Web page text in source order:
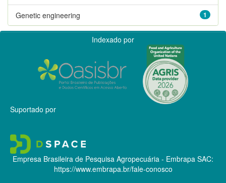
1
Genetic engineering
Indexado por
Suportado por
Empresa Brasileira de Pesquisa Agropecuária - Embrapa SAC:
https://www.embrapa.br/fale-conosco